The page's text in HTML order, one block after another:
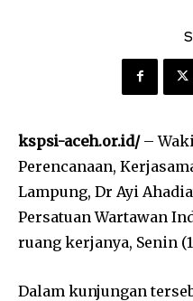
kspsi-aceh.or.id/–
Perencanaan,
Lampung, Dr Ayi
Persatuan Wartawan
ruang kerjanya, Senin
Dalam kunjungan